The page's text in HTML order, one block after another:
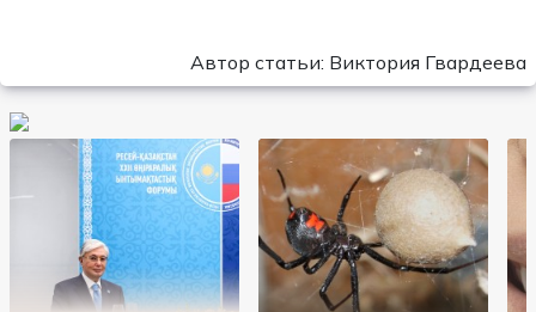
Автор статьи: Виктория Гвардеева